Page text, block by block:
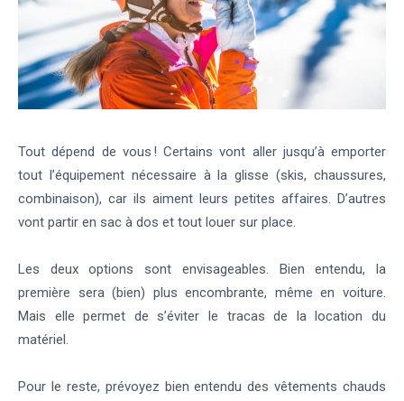
Tout dépend de vous ! Certains vont aller jusqu’à emporter
tout l’équipement nécessaire à la glisse (skis, chaussures,
combinaison), car ils aiment leurs petites affaires. D’autres
vont partir en sac à dos et tout louer sur place.
Les deux options sont envisageables. Bien entendu, la
première sera (bien) plus encombrante, même en voiture.
Mais elle permet de s’éviter le tracas de la location du
matériel.
Pour le reste, prévoyez bien entendu des vêtements chauds